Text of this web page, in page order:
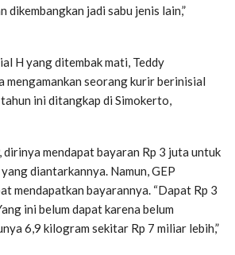
dikembangkan jadi sabu jenis lain,”
H yang ditembak mati, Teddy
mengamankan seorang kurir berinisial
ini ditangkap di Simokerto,
dirinya mendapat bayaran Rp 3 juta untuk
diantarkannya. Namun, GEP
mendapatkan bayarannya. “Dapat Rp 3
ini belum dapat karena belum
6,9 kilogram sekitar Rp 7 miliar lebih,”